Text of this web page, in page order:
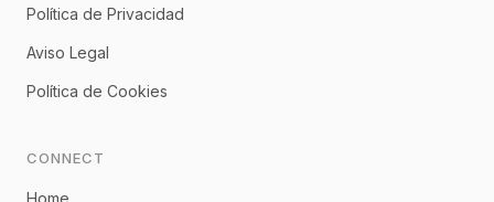
Política de Privacidad
Aviso Legal
Política de Cookies
CONNECT
Home